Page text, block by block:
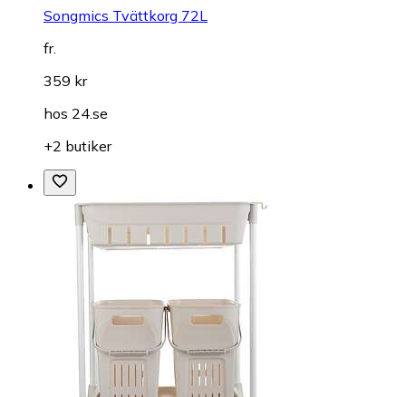
Songmics Tvättkorg 72L
fr.
359 kr
hos 24.se
+2 butiker